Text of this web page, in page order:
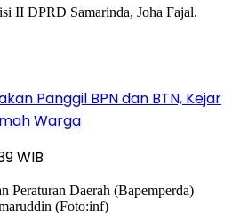
Panggil BPN dan BTN, Kejar
Warga
WIB